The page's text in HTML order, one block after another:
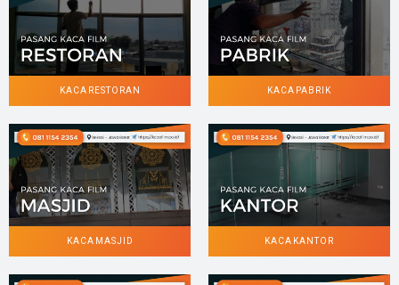
KACA RESTORAN KACA PABRIK
KACA MASJID KACA KANTOR